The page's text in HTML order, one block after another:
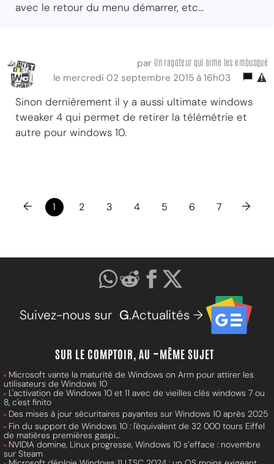
avec le retour du menu démarrer, etc...
par Un ragoteur qui aime les embusqué
le mercredi 02 septembre 2015 à 16h03
Sinon dernièrement il y a aussi ultimate windows
tweaker 4 qui permet de retirer la télémétrie et
autre pour windows 10.
← 1 2 3 4 5 6 7 →
Suivez-nous sur G.Actualités →
SUR LE COMPTOIR, AU ~MÊME SUJET
Microsoft vante la maturité de Windows on Arm pour attirer les
utilisateurs de Windows 10
L'activation de Windows 10 et 11 avec de vieilles clés windows 7 ou
8, c'est finito
Des mises à jour sécuritaires payantes sur Windows 10 après 2025
Fin du support de Windows 10 : l'équivalent de 32 000 tours Eiffel
de matières premières gaspi...
NVIDIA domine, Linux progresse, Windows 10 s’efface : novembre
sur Steam